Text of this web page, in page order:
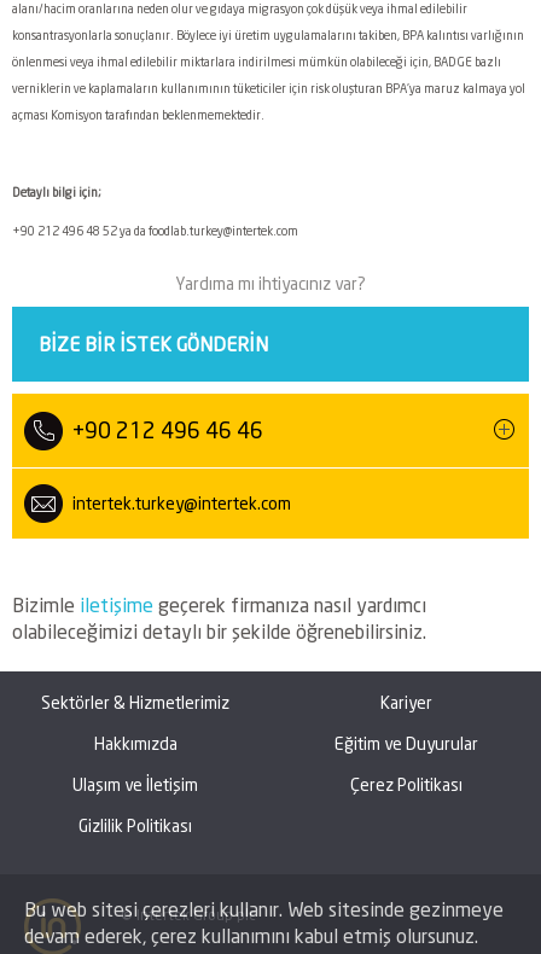
alanı/hacim oranlarına neden olur ve gıdaya migrasyon çok düşük veya ihmal edilebilir
konsantrasyonlarla sonuçlanır. Böylece iyi üretim uygulamalarını takiben, BPA kalıntısı varlığının
önlenmesi veya ihmal edilebilir miktarlara indirilmesi mümkün olabileceği için, BADGE bazlı
verniklerin ve kaplamaların kullanımının tüketiciler için risk oluşturan BPA'ya maruz kalmaya yol
açması Komisyon tarafından beklenmemektedir.
Detaylı bilgi için;
+90 212 496 48 52 ya da foodlab.turkey@intertek.com
Yardıma mı ihtiyacınız var?
BIZE BIR ISTEK GÖNDERIN
+90 212 496 46 46
intertek.turkey@intertek.com
Bizimle iletişime geçerek firmanıza nasıl yardımcı
olabileceğimizi detaylı bir şekilde öğrenebilirsiniz.
Sektörler & Hizmetlerimiz
Hakkımızda
Kariyer
Eğitim ve Duyurular
Ulaşım ve İletişim
Gizlilik Politikası
Çerez Politikası
© Intertek Group plc
Bu web sitesi çerezleri kullanır. Web sitesinde gezinmeye
devam ederek, çerez kullanımını kabul etmiş olursunuz.